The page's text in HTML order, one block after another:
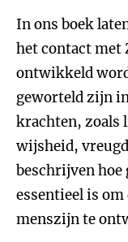
In ons boek
het contact met
ontwikkeld
geworteld zijn
krachten,
wijsheid,
beschrijven
essentieel is
menszijn te